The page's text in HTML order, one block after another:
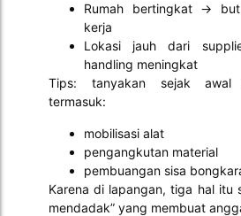
Rumah bertingkat →
kerja
Lokasi jauh dari
handling meningkat
Tips: tanyakan sejak awal
termasuk:
mobilisasi alat
pengangkutan material
pembuangan sisa
Karena di lapangan, tiga hal itu
mendadak” yang membuat